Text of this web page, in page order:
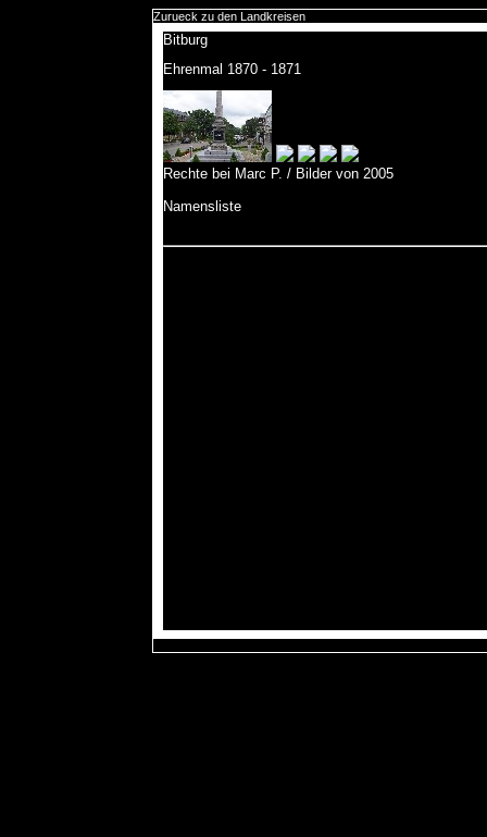
Zurueck zu den Landkreisen
Bitburg
Ehrenmal 1870 - 1871
Rechte bei Marc P. / Bilder von 2005
Namensliste